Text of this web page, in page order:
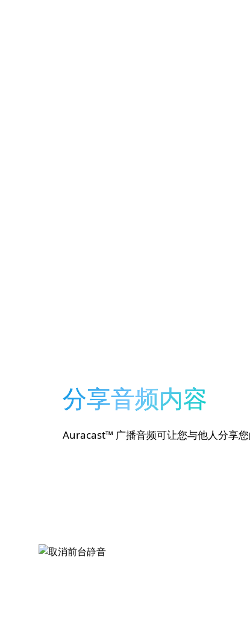
分享音频内容
Auracast™ 广播音频可让您与他人分享您